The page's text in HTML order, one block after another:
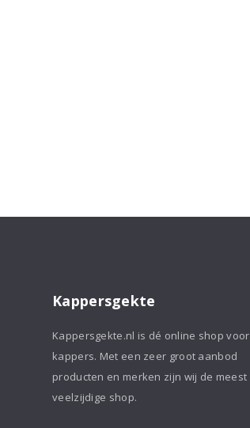
Kappersgekte
Kappersgekte.nl is dé online shop voor
kappers. Met een zeer groot aanbod
producten en merken zijn wij de meest
veelzijdige shop.